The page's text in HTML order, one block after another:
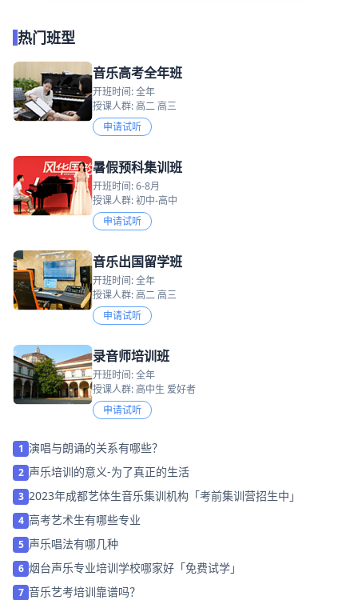
热门班型
音乐高考全年班
开班时间: 全年
授课人群: 高二 高三
申请试听
暑假预科集训班
开班时间: 6-8月
授课人群: 初中-高中
申请试听
音乐出国留学班
开班时间: 全年
授课人群: 高二 高三
申请试听
录音师培训班
开班时间: 全年
授课人群: 高中生 爱好者
申请试听
1 演唱与朗诵的关系有哪些？
2 声乐培训的意义-为了真正的生活
3 2023年成都艺体生音乐集训机构「考前集训营招生中」
4 高考艺术生有哪些专业
5 声乐唱法有哪几种
6 烟台声乐专业培训学校哪家好「免费试学」
7 音乐艺考培训靠谱吗？